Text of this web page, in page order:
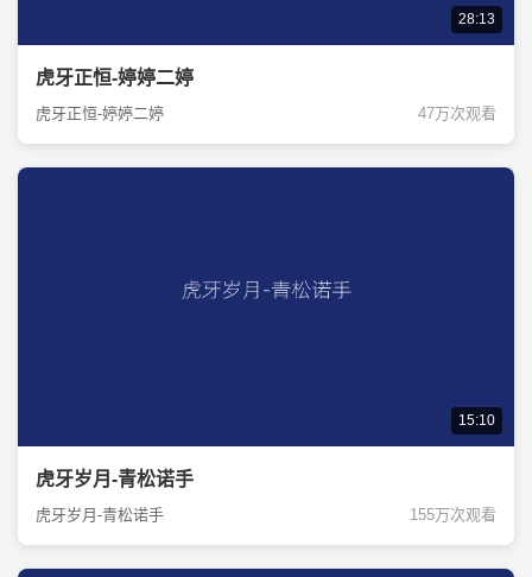
28:13
虎牙正恒-婷婷二婷
虎牙正恒-婷婷二婷 47万次观看
15:10
虎牙岁月-青松诺手
虎牙岁月-青松诺手 155万次观看